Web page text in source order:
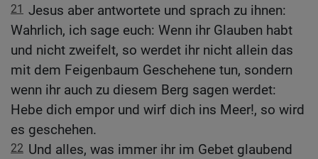
21 Jesus aber antwortete und sprach zu ihnen:
Wahrlich, ich sage euch: Wenn ihr Glauben habt
und nicht zweifelt, so werdet ihr nicht allein das
mit dem Feigenbaum Geschehene tun, sondern
wenn ihr auch zu diesem Berg sagen werdet:
Hebe dich empor und wirf dich ins Meer!, so wird
es geschehen.
22 Und alles, was immer ihr im Gebet glaubend